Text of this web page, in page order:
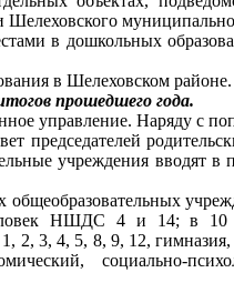
в дошкольных
в Шелеховском районе.
прошедшего года.
управление. Наряду с
председателей
учреждения вводят в
общеобразовательных
НШДС 4 и 14; в 10
3, 4, 5, 8, 9, 12,
социально-